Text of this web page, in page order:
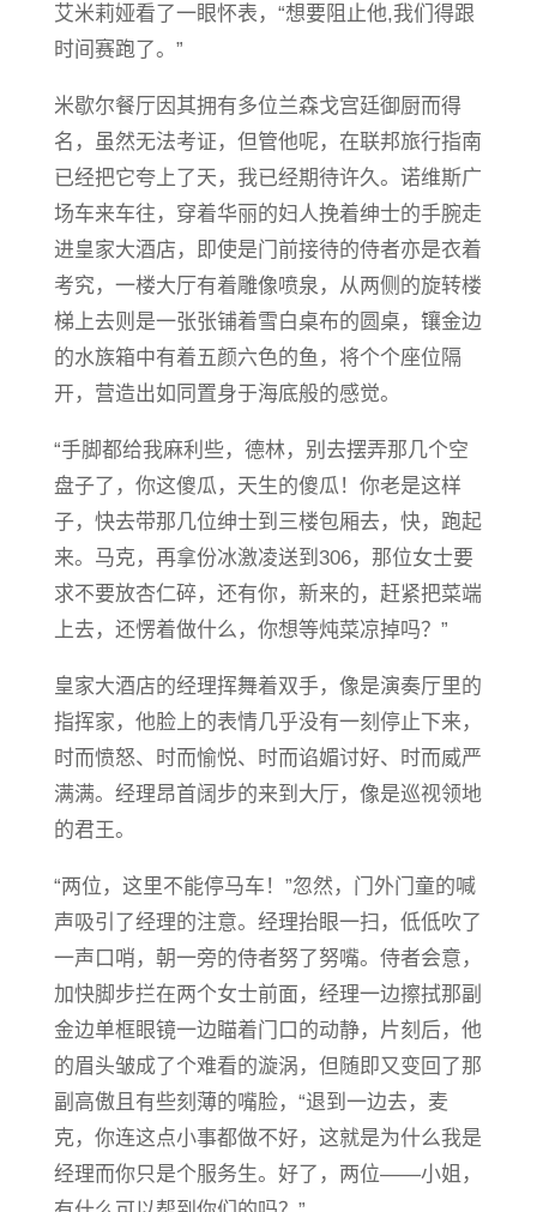
艾米莉娅看了一眼怀表，“想要阻止他,我们得跟
时间赛跑了。”
米歇尔餐厅因其拥有多位兰森戈宫廷御厨而得
名，虽然无法考证，但管他呢，在联邦旅行指南
已经把它夸上了天，我已经期待许久。诺维斯广
场车来车往，穿着华丽的妇人挽着绅士的手腕走
进皇家大酒店，即使是门前接待的侍者亦是衣着
考究，一楼大厅有着雕像喷泉，从两侧的旋转楼
梯上去则是一张张铺着雪白桌布的圆桌，镶金边
的水族箱中有着五颜六色的鱼，将个个座位隔
开，营造出如同置身于海底般的感觉。
“手脚都给我麻利些，德林，别去摆弄那几个空
盘子了，你这傻瓜，天生的傻瓜！你老是这样
子，快去带那几位绅士到三楼包厢去，快，跑起
来。马克，再拿份冰激凌送到306，那位女士要
求不要放杏仁碎，还有你，新来的，赶紧把菜端
上去，还愣着做什么，你想等炖菜凉掉吗？”
皇家大酒店的经理挥舞着双手，像是演奏厅里的
指挥家，他脸上的表情几乎没有一刻停止下来，
时而愤怒、时而愉悦、时而谄媚讨好、时而威严
满满。经理昂首阔步的来到大厅，像是巡视领地
的君王。
“两位，这里不能停马车！”忽然，门外门童的喊
声吸引了经理的注意。经理抬眼一扫，低低吹了
一声口哨，朝一旁的侍者努了努嘴。侍者会意，
加快脚步拦在两个女士前面，经理一边擦拭那副
金边单框眼镜一边瞄着门口的动静，片刻后，他
的眉头皱成了个难看的漩涡，但随即又变回了那
副高傲且有些刻薄的嘴脸，“退到一边去，麦
克，你连这点小事都做不好，这就是为什么我是
经理而你只是个服务生。好了，两位——小姐，